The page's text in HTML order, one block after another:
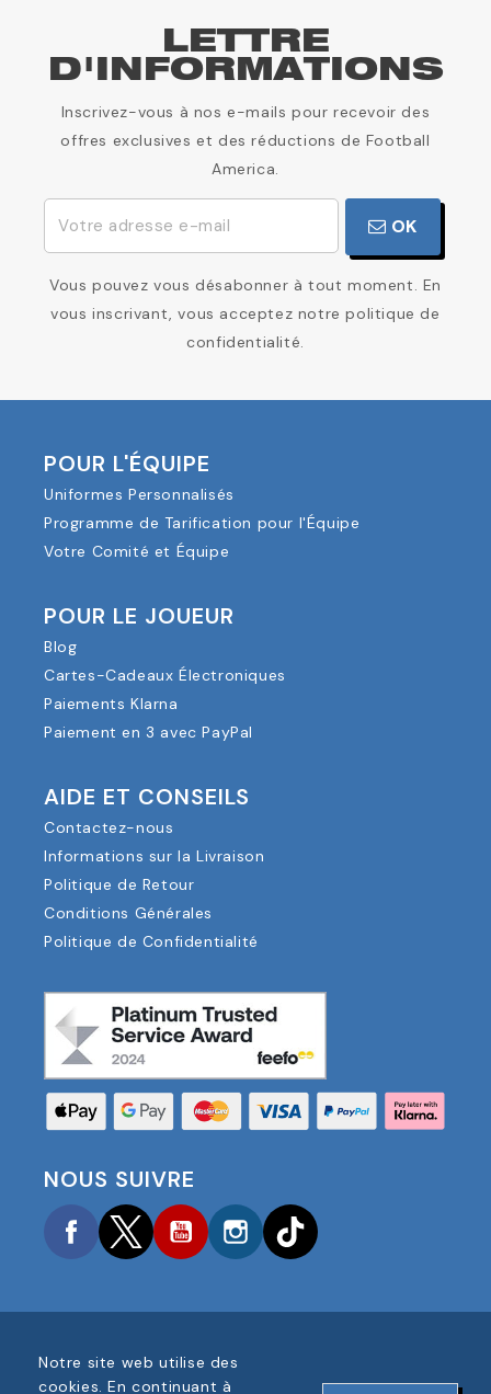
LETTRE
D'INFORMATIONS
Inscrivez-vous à nos e-mails pour recevoir des
offres exclusives et des réductions de Football
America.
OK
Vous pouvez vous désabonner à tout moment. En
vous inscrivant, vous acceptez notre politique de
confidentialité.
POUR L'ÉQUIPE
Uniformes Personnalisés
Programme de Tarification pour l'Équipe
Votre Comité et Équipe
POUR LE JOUEUR
Blog
Cartes-Cadeaux Électroniques
Paiements Klarna
Paiement en 3 avec PayPal
AIDE ET CONSEILS
Contactez-nous
Informations sur la Livraison
Politique de Retour
Conditions Générales
Politique de Confidentialité
NOUS SUIVRE
FacebookTwitterYouTubeInstagram
COPYRIGHT © 2025 FOOTBALL AMERICA UK TOUS
Notre site web utilise des
cookies. En continuant à